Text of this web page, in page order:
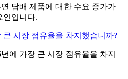
담배 제품에 대한 수요 증가가
인입니다.
큰 시장 점유율을 차지했습니까?
에 가장 큰 시장 점유율을 차지